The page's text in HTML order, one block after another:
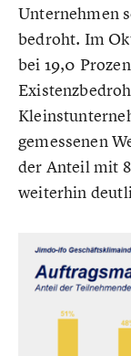
Unternehmen
bedroht. Im
bei 19,0
gemessenen
der Anteil mit
weiterhin